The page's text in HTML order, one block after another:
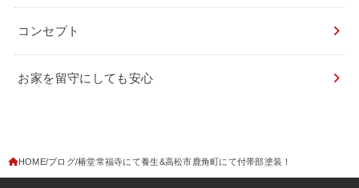
コンセプト
お家を留守にしても安心
HOME ブログ 椿堂常福寺にて養生&高松市鹿角町にて付帯部塗装！